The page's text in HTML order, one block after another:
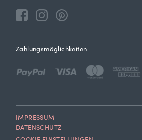
Zahlungsmöglichkeiten
IMPRESSUM
DATENSCHUTZ